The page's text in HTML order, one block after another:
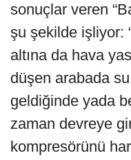
sonuçlar veren
şu şekilde işliyor:
altına da hava
düşen arabada
geldiğinde yada
zaman devreye
kompresörünü